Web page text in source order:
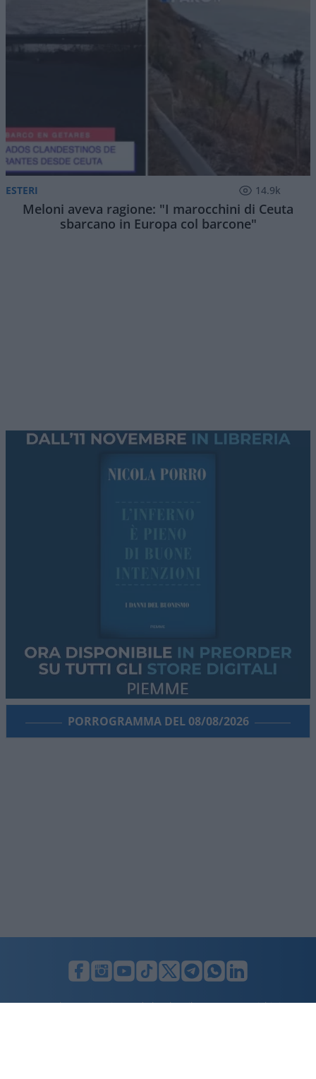
ESTERI 14.9k
Meloni aveva ragione: "I marocchini di Ceuta
sbarcano in Europa col barcone"
PORROGRAMMA DEL 08/08/2026
LUNIFIN S.r.l. a socio unico. Sede legale Milano, Largo F. Richini, 2/A,